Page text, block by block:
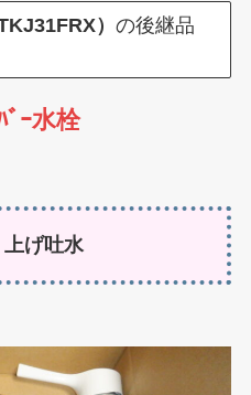
）の後継品
ﾊﾞｰ水栓
げ吐水